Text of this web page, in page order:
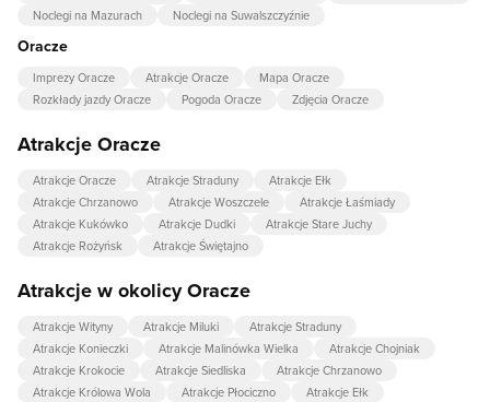
Noclegi na Mazurach
Noclegi na Suwalszczyźnie
Oracze
Imprezy Oracze Atrakcje Oracze
Mapa Oracze
Rozkłady jazdy Oracze
Pogoda Oracze Zdjęcia Oracze
Atrakcje Oracze
Atrakcje Oracze Atrakcje Straduny
Atrakcje Ełk
Atrakcje Chrzanowo
Atrakcje Woszczele
Atrakcje Łaśmiady
Atrakcje Kukówko
Atrakcje Dudki
Atrakcje Stare Juchy
Atrakcje Rożyńsk
Atrakcje Świętajno
Atrakcje w okolicy Oracze
Atrakcje Wityny Atrakcje Miluki
Atrakcje Straduny
Atrakcje Konieczki
Atrakcje Malinówka Wielka
Atrakcje Chojniak
Atrakcje Krokocie
Atrakcje Siedliska
Atrakcje Chrzanowo
Atrakcje Królowa Wola
Atrakcje Płociczno
Atrakcje Ełk